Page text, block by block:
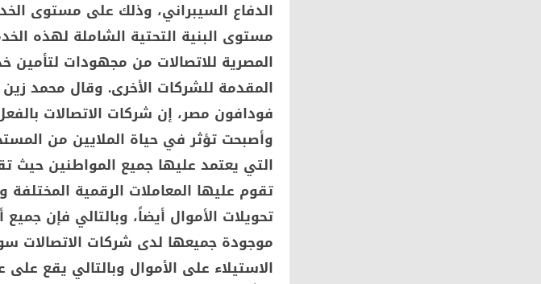
الدفاع السيبراني، وذلك على مستوى
مستوى البنية التحتية الشاملة لهذه
المصرية للاتصالات من مجهودات لتأمين
المقدمة للشركات الأخرى. وقال محمد
فودافون مصر، إن شركات الاتصالات
وأصبحت تؤثر في حياة الملايين من
التي يعتمد عليها جميع المواطنين حيث
تقوم عليها المعاملات الرقمية
تحويلات الأموال أيضاً، وبالتالي فإن
الاستيلاء على الأموال وبالتالي يقع